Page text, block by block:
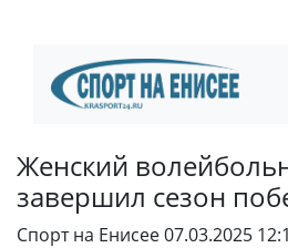
Женский
завершил сезон
Спорт на Енисее07.03.2025